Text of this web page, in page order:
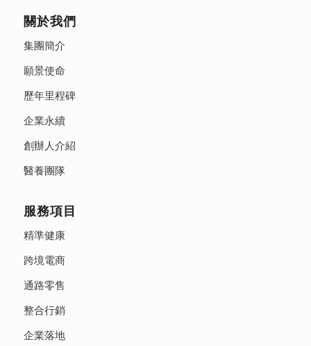
關於我們
集團簡介
願景使命
歷年里程碑
企業永續
創辦人介紹
醫養團隊
服務項目
精準健康
跨境電商
通路零售
整合行銷
企業落地